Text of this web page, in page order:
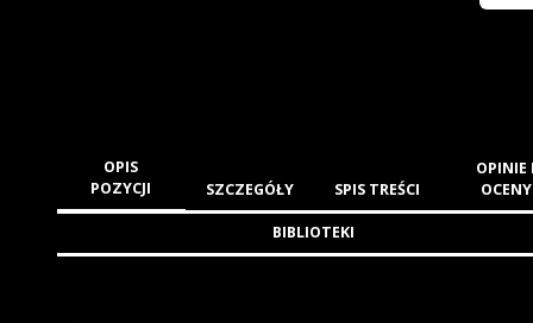
OPIS
POZYCJI
SZCZEGÓŁY SPIS TREŚCI
OPINIE
OCENY
BIBLIOTEKI